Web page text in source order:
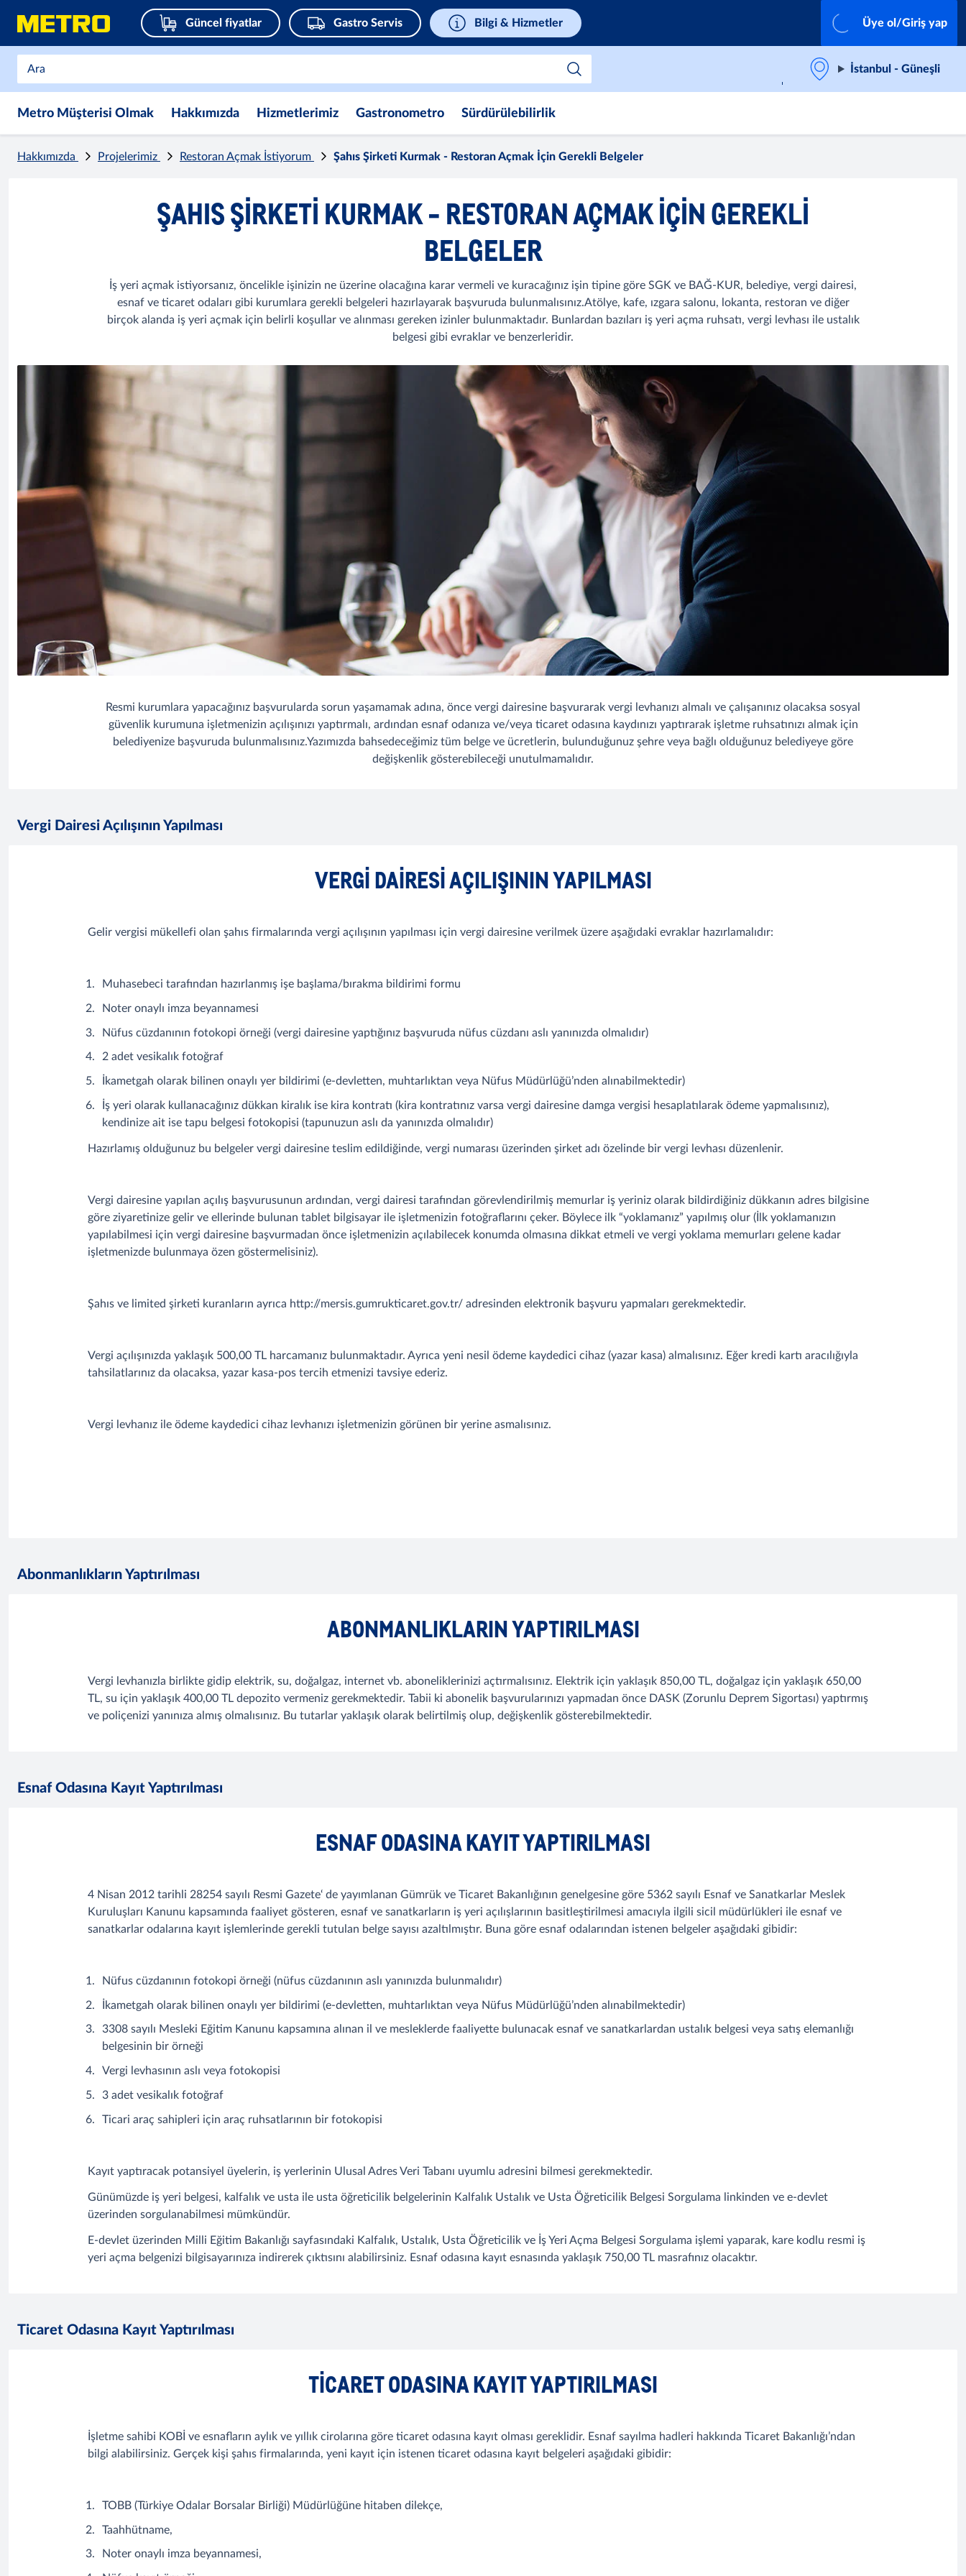
Güncel fiyatlar Gastro Servis Bilgi & Hizmetler Üye ol/Giriş yap
İstanbul - Güneşli
Metro Müşterisi Olmak Hakkımızda Hizmetlerimiz Gastronometro Sürdürülebilirlik
Hakkımızda Projelerimiz Restoran Açmak İstiyorum Şahıs Şirketi Kurmak - Restoran Açmak İçin Gerekli Belgeler
ŞAHIS ŞIRKETI KURMAK - RESTORAN AÇMAK İÇIN GEREKLI
BELGELER
İş yeri açmak istiyorsanız, öncelikle işinizin ne üzerine olacağına karar vermeli ve kuracağınız işin tipine göre SGK ve BAĞ-KUR, belediye, vergi dairesi,
esnaf ve ticaret odaları gibi kurumlara gerekli belgeleri hazırlayarak başvuruda bulunmalısınız.Atölye, kafe, ızgara salonu, lokanta, restoran ve diğer
birçok alanda iş yeri açmak için belirli koşullar ve alınması gereken izinler bulunmaktadır. Bunlardan bazıları iş yeri açma ruhsatı, vergi levhası ile ustalık
belgesi gibi evraklar ve benzerleridir.
Resmi kurumlara yapacağınız başvurularda sorun yaşamamak adına, önce vergi dairesine başvurarak vergi levhanızı almalı ve çalışanınız olacaksa sosyal
güvenlik kurumuna işletmenizin açılışınızı yaptırmalı, ardından esnaf odanıza ve/veya ticaret odasına kaydınızı yaptırarak işletme ruhsatınızı almak için
belediyenize başvuruda bulunmalısınız.Yazımızda bahsedeceğimiz tüm belge ve ücretlerin, bulunduğunuz şehre veya bağlı olduğunuz belediyeye göre
değişkenlik gösterebileceği unutulmamalıdır.
Vergi Dairesi Açılışının Yapılması
VERGI DAIRESI AÇILIŞININ YAPILMASI
Gelir vergisi mükellefi olan şahıs firmalarında vergi açılışının yapılması için vergi dairesine verilmek üzere aşağıdaki evraklar hazırlamalıdır:
Muhasebeci tarafından hazırlanmış işe başlama/bırakma bildirimi formu
Noter onaylı imza beyannamesi
Nüfus cüzdanının fotokopi örneği (vergi dairesine yaptığınız başvuruda nüfus cüzdanı aslı yanınızda olmalıdır)
2 adet vesikalık fotoğraf
İkametgah olarak bilinen onaylı yer bildirimi (e-devletten, muhtarlıktan veya Nüfus Müdürlüğü’nden alınabilmektedir)
İş yeri olarak kullanacağınız dükkan kiralık ise kira kontratı (kira kontratınız varsa vergi dairesine damga vergisi hesaplatılarak ödeme yapmalısınız),
kendinize ait ise tapu belgesi fotokopisi (tapunuzun aslı da yanınızda olmalıdır)
Hazırlamış olduğunuz bu belgeler vergi dairesine teslim edildiğinde, vergi numarası üzerinden şirket adı özelinde bir vergi levhası düzenlenir.
Vergi dairesine yapılan açılış başvurusunun ardından, vergi dairesi tarafından görevlendirilmiş memurlar iş yeriniz olarak bildirdiğiniz dükkanın adres bilgisine
göre ziyaretinize gelir ve ellerinde bulunan tablet bilgisayar ile işletmenizin fotoğraflarını çeker. Böylece ilk “yoklamanız” yapılmış olur (İlk yoklamanızın
yapılabilmesi için vergi dairesine başvurmadan önce işletmenizin açılabilecek konumda olmasına dikkat etmeli ve vergi yoklama memurları gelene kadar
işletmenizde bulunmaya özen göstermelisiniz).
Şahıs ve limited şirketi kuranların ayrıca http://mersis.gumrukticaret.gov.tr/ adresinden elektronik başvuru yapmaları gerekmektedir.
Vergi açılışınızda yaklaşık 500,00 TL harcamanız bulunmaktadır. Ayrıca yeni nesil ödeme kaydedici cihaz (yazar kasa) almalısınız. Eğer kredi kartı aracılığıyla
tahsilatlarınız da olacaksa, yazar kasa-pos tercih etmenizi tavsiye ederiz.
Vergi levhanız ile ödeme kaydedici cihaz levhanızı işletmenizin görünen bir yerine asmalısınız.
Abonmanlıkların Yaptırılması
ABONMANLIKLARIN YAPTIRILMASI
Vergi levhanızla birlikte gidip elektrik, su, doğalgaz, internet vb. aboneliklerinizi açtırmalısınız. Elektrik için yaklaşık 850,00 TL, doğalgaz için yaklaşık 650,00
TL, su için yaklaşık 400,00 TL depozito vermeniz gerekmektedir. Tabii ki abonelik başvurularınızı yapmadan önce DASK (Zorunlu Deprem Sigortası) yaptırmış
ve poliçenizi yanınıza almış olmalısınız. Bu tutarlar yaklaşık olarak belirtilmiş olup, değişkenlik gösterebilmektedir.
Esnaf Odasına Kayıt Yaptırılması
ESNAF ODASINA KAYIT YAPTIRILMASI
4 Nisan 2012 tarihli 28254 sayılı Resmi Gazete‘ de yayımlanan Gümrük ve Ticaret Bakanlığının genelgesine göre 5362 sayılı Esnaf ve Sanatkarlar Meslek
Kuruluşları Kanunu kapsamında faaliyet gösteren, esnaf ve sanatkarların iş yeri açılışlarının basitleştirilmesi amacıyla ilgili sicil müdürlükleri ile esnaf ve
sanatkarlar odalarına kayıt işlemlerinde gerekli tutulan belge sayısı azaltılmıştır. Buna göre esnaf odalarından istenen belgeler aşağıdaki gibidir:
Nüfus cüzdanının fotokopi örneği (nüfus cüzdanının aslı yanınızda bulunmalıdır)
İkametgah olarak bilinen onaylı yer bildirimi (e-devletten, muhtarlıktan veya Nüfus Müdürlüğü’nden alınabilmektedir)
3308 sayılı Mesleki Eğitim Kanunu kapsamına alınan il ve mesleklerde faaliyette bulunacak esnaf ve sanatkarlardan ustalık belgesi veya satış elemanlığı
belgesinin bir örneği
Vergi levhasının aslı veya fotokopisi
3 adet vesikalık fotoğraf
Ticari araç sahipleri için araç ruhsatlarının bir fotokopisi
Kayıt yaptıracak potansiyel üyelerin, iş yerlerinin Ulusal Adres Veri Tabanı uyumlu adresini bilmesi gerekmektedir.
Günümüzde iş yeri belgesi, kalfalık ve usta ile usta öğreticilik belgelerinin Kalfalık Ustalık ve Usta Öğreticilik Belgesi Sorgulama linkinden ve e-devlet
üzerinden sorgulanabilmesi mümkündür.
E-devlet üzerinden Milli Eğitim Bakanlığı sayfasındaki Kalfalık, Ustalık, Usta Öğreticilik ve İş Yeri Açma Belgesi Sorgulama işlemi yaparak, kare kodlu resmi iş
yeri açma belgenizi bilgisayarınıza indirerek çıktısını alabilirsiniz. Esnaf odasına kayıt esnasında yaklaşık 750,00 TL masrafınız olacaktır.
Ticaret Odasına Kayıt Yaptırılması
TICARET ODASINA KAYIT YAPTIRILMASI
İşletme sahibi KOBİ ve esnafların aylık ve yıllık cirolarına göre ticaret odasına kayıt olması gereklidir. Esnaf sayılma hadleri hakkında Ticaret Bakanlığı’ndan
bilgi alabilirsiniz. Gerçek kişi şahıs firmalarında, yeni kayıt için istenen ticaret odasına kayıt belgeleri aşağıdaki gibidir:
TOBB (Türkiye Odalar Borsalar Birliği) Müdürlüğüne hitaben dilekçe,
Taahhütname,
Noter onaylı imza beyannamesi,